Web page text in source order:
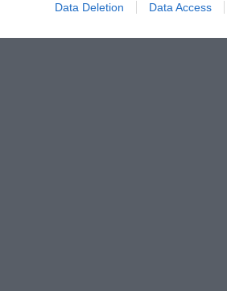
Data Deletion Data Access